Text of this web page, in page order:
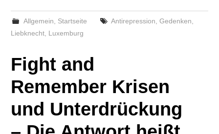
Allgemein Startseite Antirepression Gedenken
Liebknecht Luxemburg
Fight and
Remember Krisen
und Unterdrückung